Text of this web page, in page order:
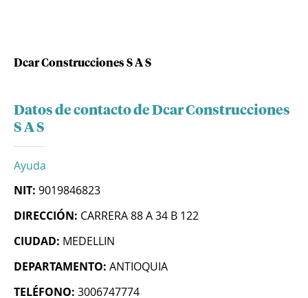
Dcar Construcciones S A S
Datos de contacto de Dcar Construcciones
S A S
Ayuda
NIT: 9019846823
DIRECCIÓN: CARRERA 88 A 34 B 122
CIUDAD: MEDELLIN
DEPARTAMENTO: ANTIOQUIA
TELÉFONO: 3006747774